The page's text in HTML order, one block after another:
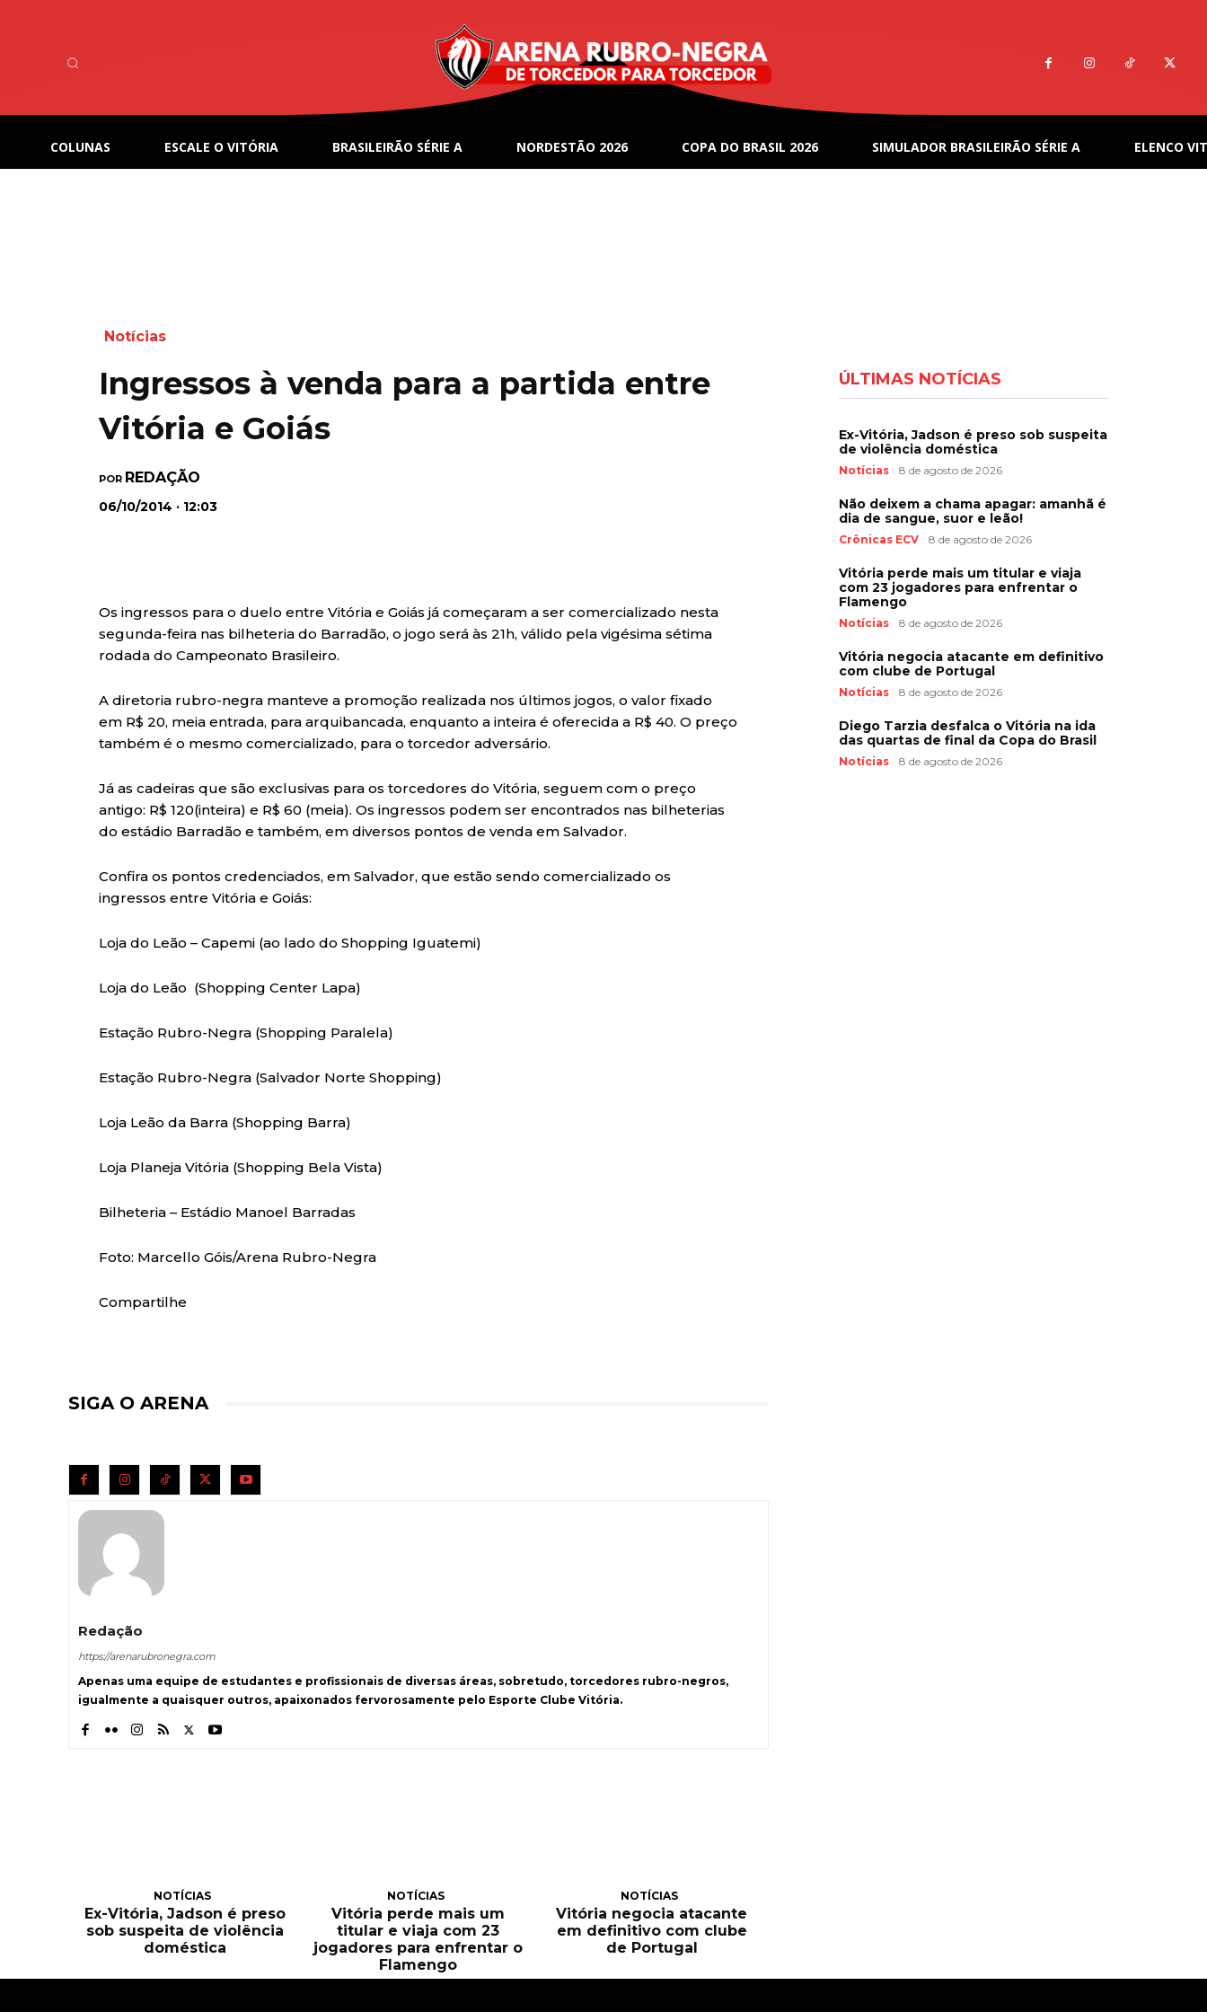
COLUNAS ESCALE O VITÓRIA BRASILEIRÃO SÉRIE A NORDESTÃO 2026 COPA DO BRASIL 2026 SIMULADOR BRASILEIRÃO SÉRIE A ELENCO
Notícias
Ingressos à venda para a partida entre
Vitória e Goiás
POR REDAÇÃO
06/10/2014 · 12:03
Os ingressos para o duelo entre Vitória e Goiás já começaram a ser comercializado nesta
segunda-feira nas bilheteria do Barradão, o jogo será às 21h, válido pela vigésima sétima
rodada do Campeonato Brasileiro.
A diretoria rubro-negra manteve a promoção realizada nos últimos jogos, o valor fixado
em R$ 20, meia entrada, para arquibancada, enquanto a inteira é oferecida a R$ 40. O preço
também é o mesmo comercializado, para o torcedor adversário.
Já as cadeiras que são exclusivas para os torcedores do Vitória, seguem com o preço
antigo: R$ 120(inteira) e R$ 60 (meia). Os ingressos podem ser encontrados nas bilheterias
do estádio Barradão e também, em diversos pontos de venda em Salvador.
Confira os pontos credenciados, em Salvador, que estão sendo comercializado os
ingressos entre Vitória e Goiás:
Loja do Leão – Capemi (ao lado do Shopping Iguatemi)
Loja do Leão (Shopping Center Lapa)
Estação Rubro-Negra (Shopping Paralela)
Estação Rubro-Negra (Salvador Norte Shopping)
Loja Leão da Barra (Shopping Barra)
Loja Planeja Vitória (Shopping Bela Vista)
Bilheteria – Estádio Manoel Barradas
Foto: Marcello Góis/Arena Rubro-Negra
Compartilhe
SIGA O ARENA
Redação
https://arenarubronegra.com
Apenas uma equipe de estudantes e profissionais de diversas áreas, sobretudo, torcedores rubro-negros,
igualmente a quaisquer outros, apaixonados fervorosamente pelo Esporte Clube Vitória.
NOTÍCIAS
Ex-Vitória, Jadson é preso
sob suspeita de violência
doméstica
NOTÍCIAS
Vitória perde mais um
titular e viaja com 23
jogadores para enfrentar o
Flamengo
NOTÍCIAS
Vitória negocia atacante
em definitivo com clube
de Portugal
ÚLTIMAS NOTÍCIAS
Ex-Vitória, Jadson é preso sob suspeita
de violência doméstica
Notícias 8 de agosto de 2026
Não deixem a chama apagar: amanhã é
dia de sangue, suor e leão!
Crônicas ECV 8 de agosto de 2026
Vitória perde mais um titular e viaja
com 23 jogadores para enfrentar o
Flamengo
Notícias 8 de agosto de 2026
Vitória negocia atacante em definitivo
com clube de Portugal
Notícias 8 de agosto de 2026
Diego Tarzia desfalca o Vitória na ida
das quartas de final da Copa do Brasil
Notícias 8 de agosto de 2026